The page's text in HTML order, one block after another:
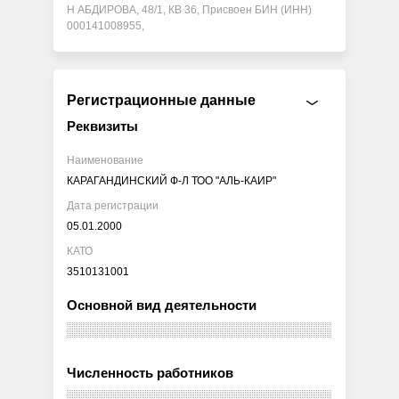
H АБДИРОВА, 48/1, КВ 36, Присвоен БИН (ИНН)
000141008955,
Регистрационные данные
Реквизиты
Наименование
КАРАГАНДИНСКИЙ Ф-Л ТОО "АЛЬ-КАИР"
Дата регистрации
05.01.2000
КАТО
3510131001
Основной вид деятельности
Численность работников